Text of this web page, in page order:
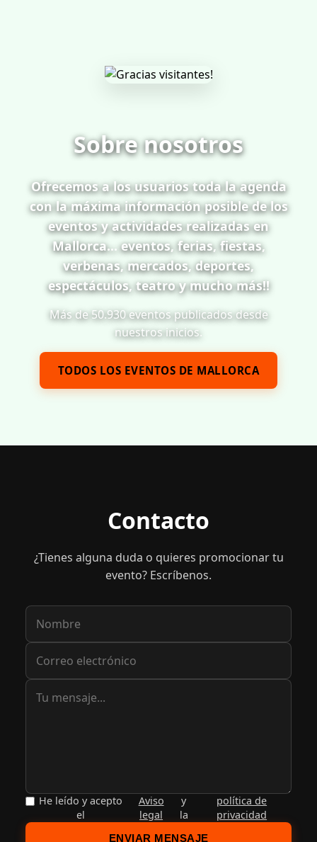
Sobre nosotros
Ofrecemos a los usuarios toda la agenda
con la máxima información posible de los
eventos y actividades realizadas en
Mallorca... eventos, ferias, fiestas,
verbenas, mercados, deportes,
espectáculos, teatro y mucho más!!
Más de 50.930 eventos publicados desde
nuestros inicios.
TODOS LOS EVENTOS DE MALLORCA
Contacto
¿Tienes alguna duda o quieres promocionar tu
evento? Escríbenos.
He leído y acepto
el
Aviso
legal
y
la
política de
privacidad
ENVIAR MENSAJE